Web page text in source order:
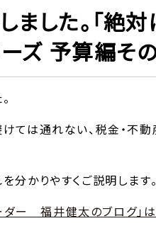
ました。「絶
ズ 予算編その
ては通れない、税金・不
かりやすくご説明します。
ー 福井健太のブログ」は